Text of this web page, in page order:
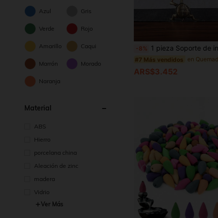
Azul Gris
Verde Rojo
Amarillo Caqui
Marrón Morado
Naranja
Material
ABS
Hierro
porcelana china
Aleación de zinc
madera
Vidrio
Ver Más
-8% 1 pieza Soporte de incienso de tortuga Kung Fu de aleación de cobre de 1.46" X 1.46", ornamento vintage de tortuga de estilo zen oriental, adecuado para decoración de mesa de té, dormitorio, sala de meditación, sala de yoga y escritorio de oficina; soporte de incienso portátil pequeño, solo
#7 Más vendidos
ARS$3.452